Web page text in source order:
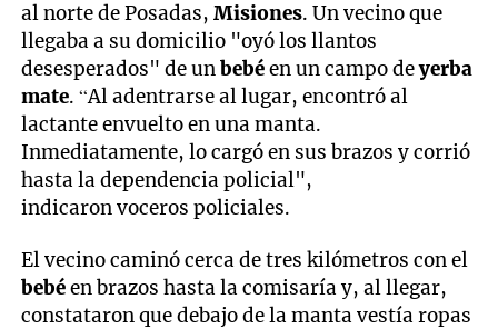
al norte de Posadas,Misiones. Un vecino que
llegaba a su domicilio "oyó los llantos
desesperados" de unbebéen un campo deyerba
mate. “Al adentrarse al lugar, encontró al
lactante envuelto en una manta.
Inmediatamente, lo cargó en sus brazos y corrió
hasta la dependencia policial",
indicaron voceros policiales.
El vecino caminó cerca de tres kilómetros con el
bebéen brazos hasta la comisaría y, al llegar,
constataron que debajo de la manta vestía ropas